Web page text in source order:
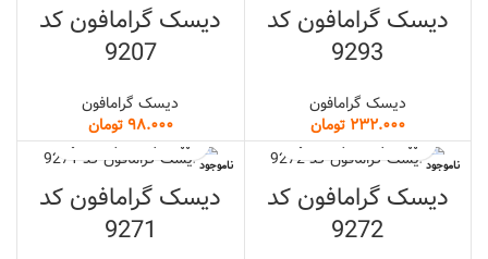
دیسک گرامافون کد
9293
دیسک گرامافون
تومان
دیسک گرامافون کد
9207
دیسک گرامافون
تومان
ناموجود
دیسک گرامافون کد
9272
ناموجود
دیسک گرامافون کد
9271